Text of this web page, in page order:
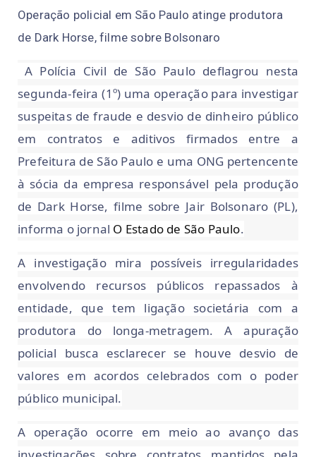
Operação policial em São Paulo atinge produtora
de Dark Horse, filme sobre Bolsonaro
A Polícia Civil de São Paulo deflagrou nesta
segunda-feira (1º) uma operação para investigar
suspeitas de fraude e desvio de dinheiro público
em contratos e aditivos firmados entre a
Prefeitura de São Paulo e uma ONG pertencente
à sócia da empresa responsável pela produção
de Dark Horse, filme sobre Jair Bolsonaro (PL),
informa o jornal O Estado de São Paulo.
A investigação mira possíveis irregularidades
envolvendo recursos públicos repassados à
entidade, que tem ligação societária com a
produtora do longa-metragem. A apuração
policial busca esclarecer se houve desvio de
valores em acordos celebrados com o poder
público municipal.
A operação ocorre em meio ao avanço das